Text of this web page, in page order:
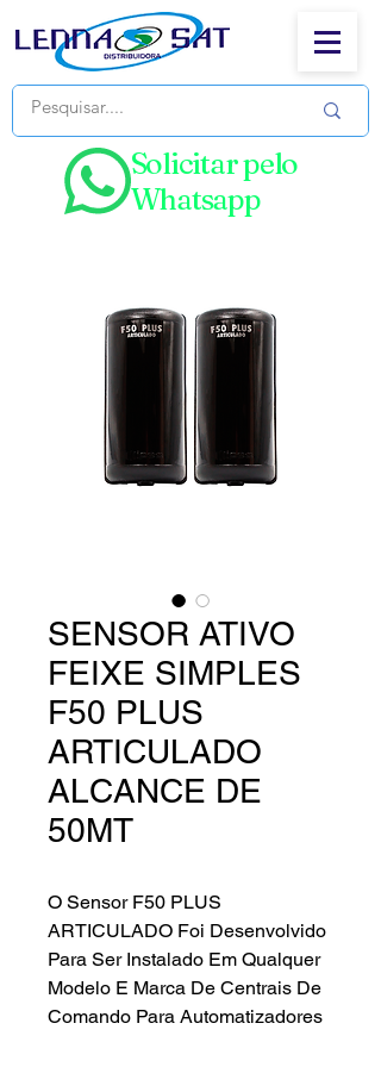
Solicitar pelo
Whatsapp
SENSOR ATIVO
FEIXE SIMPLES
F50 PLUS
ARTICULADO
ALCANCE DE
50MT
O Sensor F50 PLUS
ARTICULADO Foi Desenvolvido
Para Ser Instalado Em Qualquer
Modelo E Marca De Centrais De
Comando Para Automatizadores